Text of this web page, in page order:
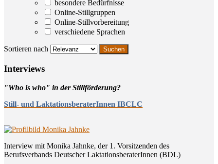
besondere Bedürfnisse
Online-Stillgruppen
Online-Stillvorbereitung
verschiedene Sprachen
Sortieren nach
Inter­views
"Who is who" in der Stillförderung?
Still- und LaktationsberaterInnen IBCLC
Interview mit Monika Jahnke, der 1. Vorsitzenden des
Berufsverbands Deutscher LaktationsberaterInnen (BDL)